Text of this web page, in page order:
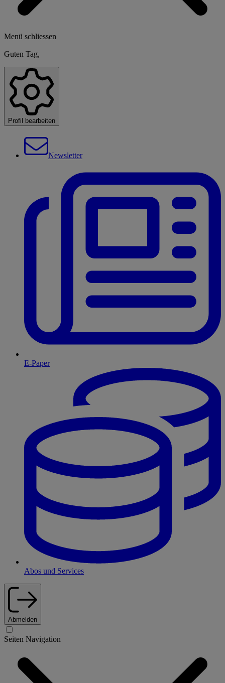
Menü schliessen
Guten Tag,
Profil bearbeiten
Newsletter
E-Paper
Abos und Services
Abmelden
Seiten Navigation